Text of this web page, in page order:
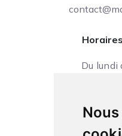
Du lundi
10h à